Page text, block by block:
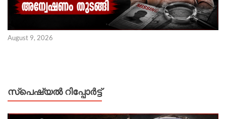
August 9, 2026
സ്പെഷ്യൽ റിപ്പോര്‍ട്ട്